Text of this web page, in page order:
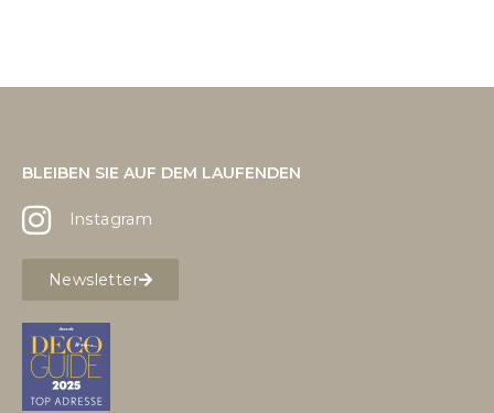
BLEIBEN SIE AUF DEM LAUFENDEN
Instagram
Newsletter